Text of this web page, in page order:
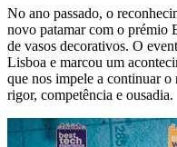
No ano passado, o
novo patamar com o prémio
de vasos decorativos. O
Lisboa e marcou um
que nos impele a continuar o
rigor, competência e ousadia.